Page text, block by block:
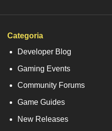
Categoria
Developer Blog
Gaming Events
Community Forums
Game Guides
New Releases